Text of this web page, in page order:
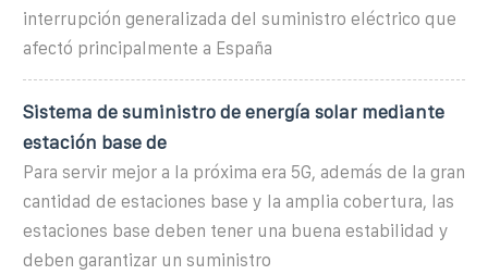
interrupción generalizada del suministro eléctrico que
afectó principalmente a España
Sistema de suministro de energía solar mediante
estación base de
Para servir mejor a la próxima era 5G, además de la gran
cantidad de estaciones base y la amplia cobertura, las
estaciones base deben tener una buena estabilidad y
deben garantizar un suministro